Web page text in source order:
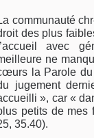
communauté
des plus
avec
ne
la Parole
jugement
», car «
petits de mes
35.40).